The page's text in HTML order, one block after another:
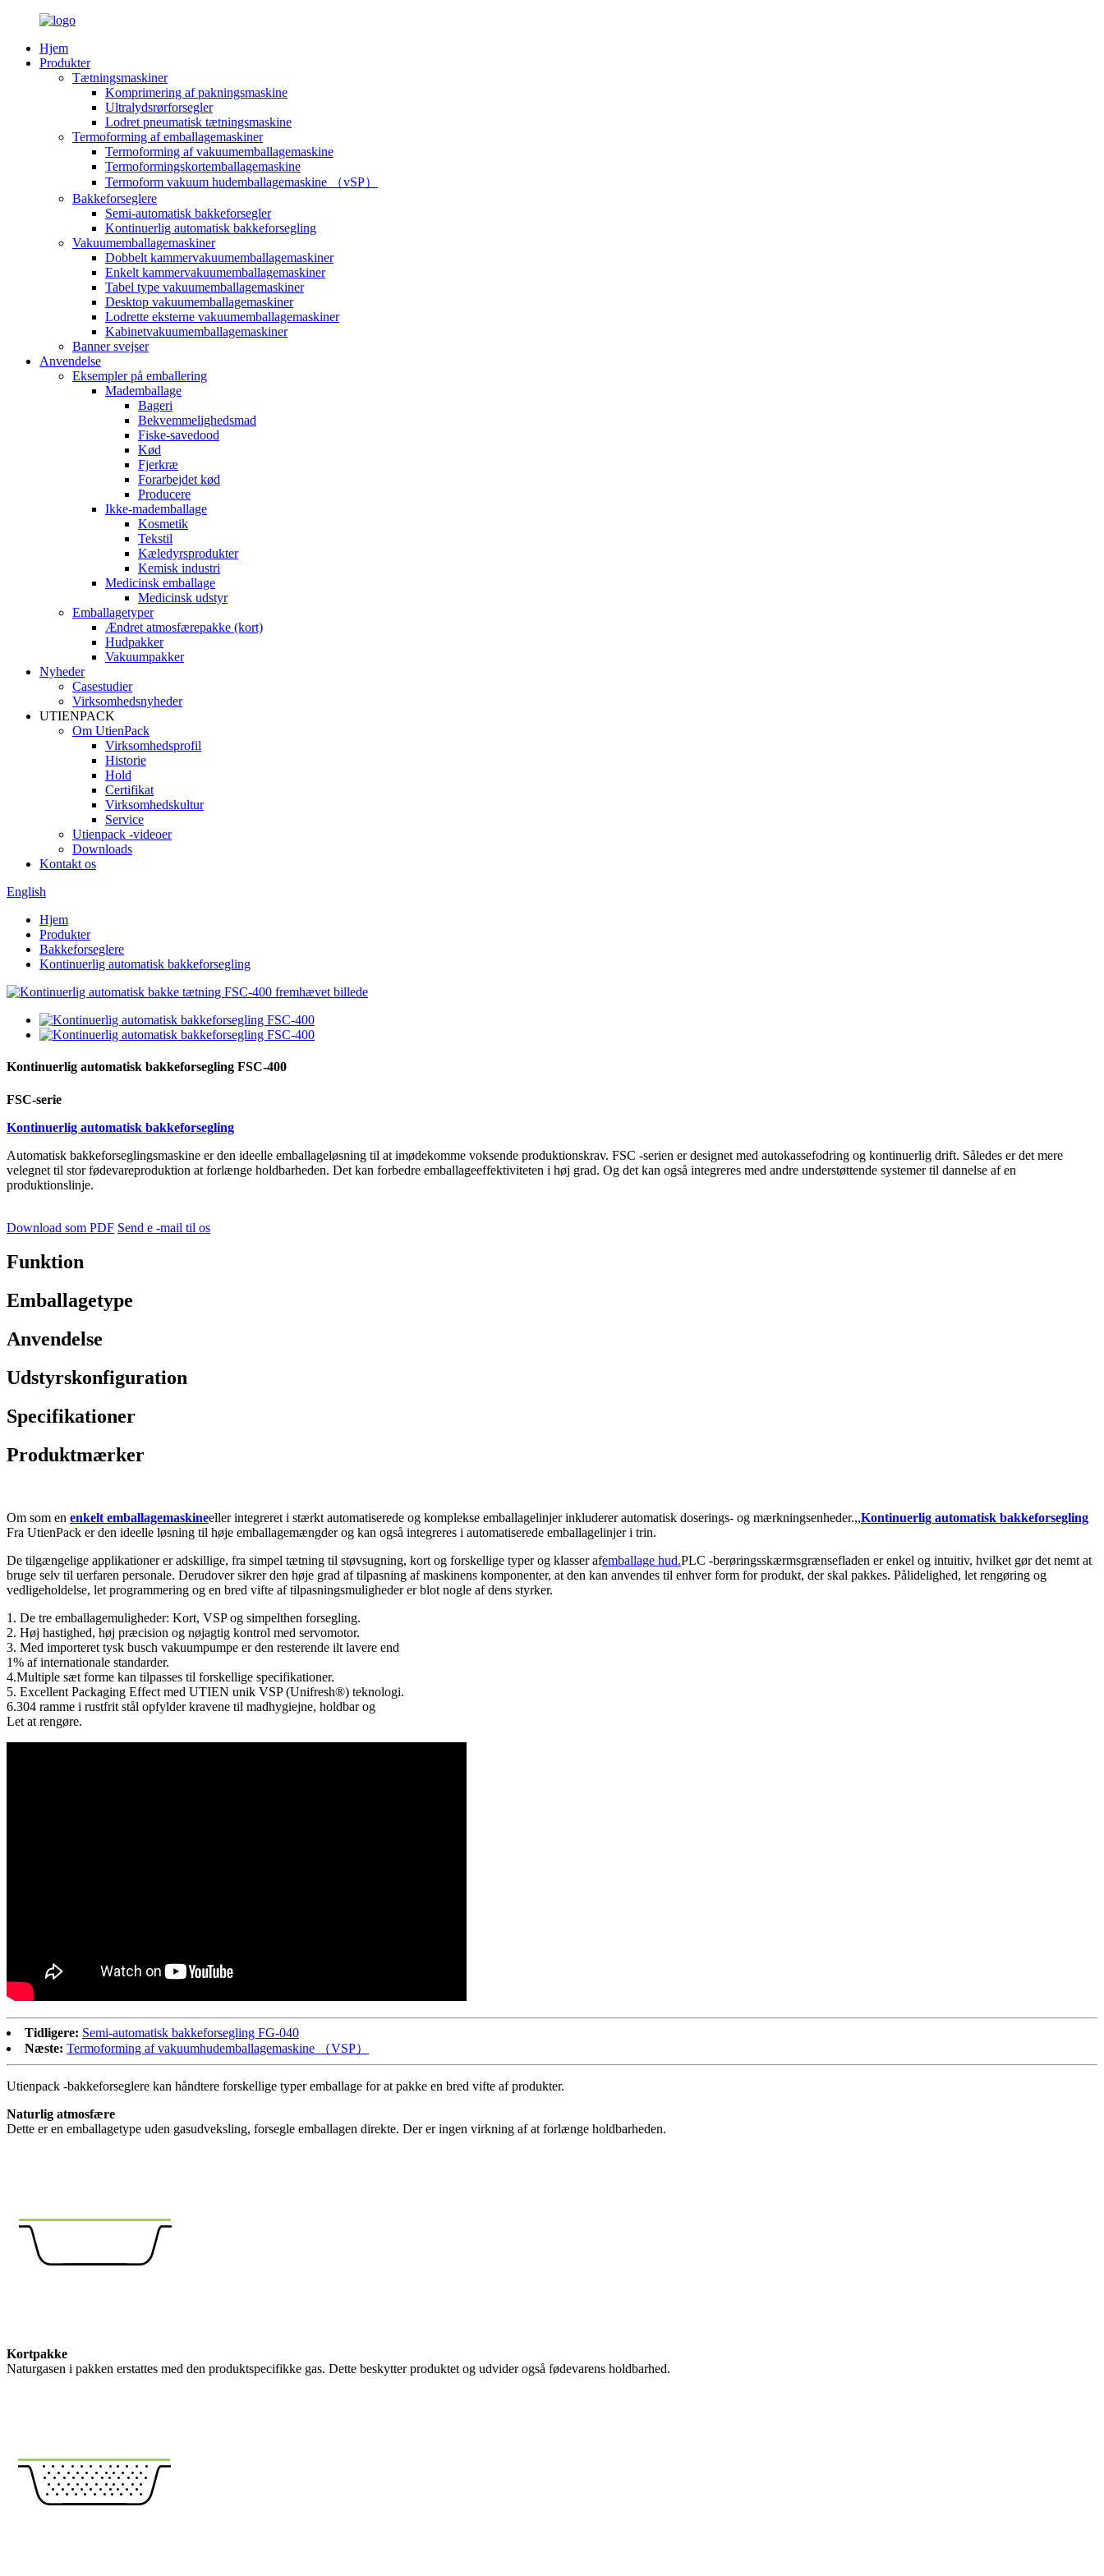
Hjem
Produkter
Tætningsmaskiner
Komprimering af pakningsmaskine
Ultralydsrørforsegler
Lodret pneumatisk tætningsmaskine
Termoforming af emballagemaskiner
Termoforming af vakuumemballagemaskine
Termoformingskortemballagemaskine
Termoform vakuum hudemballagemaskine （vSP）
Bakkeforseglere
Semi-automatisk bakkeforsegler
Kontinuerlig automatisk bakkeforsegling
Vakuumemballagemaskiner
Dobbelt kammervakuumemballagemaskiner
Enkelt kammervakuumemballagemaskiner
Tabel type vakuumemballagemaskiner
Desktop vakuumemballagemaskiner
Lodrette eksterne vakuumemballagemaskiner
Kabinetvakuumemballagemaskiner
Banner svejser
Anvendelse
Eksempler på emballering
Mademballage
Bageri
Bekvemmelighedsmad
Fiske-savedood
Kød
Fjerkræ
Forarbejdet kød
Producere
Ikke-mademballage
Kosmetik
Tekstil
Kæledyrsprodukter
Kemisk industri
Medicinsk emballage
Medicinsk udstyr
Emballagetyper
Ændret atmosfærepakke (kort)
Hudpakker
Vakuumpakker
Nyheder
Casestudier
Virksomhedsnyheder
UTIENPACK
Om UtienPack
Virksomhedsprofil
Historie
Hold
Certifikat
Virksomhedskultur
Service
Utienpack -videoer
Downloads
Kontakt os
English
Hjem
Produkter
Bakkeforseglere
Kontinuerlig automatisk bakkeforsegling
Kontinuerlig automatisk bakkeforsegling FSC-400
FSC-serie
Kontinuerlig automatisk bakkeforsegling
Automatisk bakkeforseglingsmaskine er den ideelle emballageløsning til at imødekomme voksende produktionskrav. FSC -serien er designet med autokassefodring og kontinuerlig drift. Således er det mere
velegnet til stor fødevareproduktion at forlænge holdbarheden. Det kan forbedre emballageeffektiviteten i høj grad. Og det kan også integreres med andre understøttende systemer til dannelse af en
produktionslinje.
Download som PDF Send e -mail til os
Funktion
Emballagetype
Anvendelse
Udstyrskonfiguration
Specifikationer
Produktmærker
Om som en enkelt emballagemaskineeller integreret i stærkt automatiserede og komplekse emballagelinjer inkluderer automatisk doserings- og mærkningsenheder.,,Kontinuerlig automatisk bakkeforsegling
Fra UtienPack er den ideelle løsning til høje emballagemængder og kan også integreres i automatiserede emballagelinjer i trin.
De tilgængelige applikationer er adskillige, fra simpel tætning til støvsugning, kort og forskellige typer og klasser afemballage hud.PLC -berøringsskærmsgrænsefladen er enkel og intuitiv, hvilket gør det nemt at
bruge selv til uerfaren personale. Derudover sikrer den høje grad af tilpasning af maskinens komponenter, at den kan anvendes til enhver form for produkt, der skal pakkes. Pålidelighed, let rengøring og
vedligeholdelse, let programmering og en bred vifte af tilpasningsmuligheder er blot nogle af dens styrker.
1. De tre emballagemuligheder: Kort, VSP og simpelthen forsegling.
2. Høj hastighed, høj præcision og nøjagtig kontrol med servomotor.
3. Med importeret tysk busch vakuumpumpe er den resterende ilt lavere end
1% af internationale standarder.
4.Multiple sæt forme kan tilpasses til forskellige specifikationer.
5. Excellent Packaging Effect med UTIEN unik VSP (Unifresh®) teknologi.
6.304 ramme i rustfrit stål opfylder kravene til madhygiejne, holdbar og
Let at rengøre.
Tidligere: Semi-automatisk bakkeforsegling FG-040
Næste: Termoforming af vakuumhudemballagemaskine （VSP）
Utienpack -bakkeforseglere kan håndtere forskellige typer emballage for at pakke en bred vifte af produkter.
Naturlig atmosfære
Dette er en emballagetype uden gasudveksling, forsegle emballagen direkte. Der er ingen virkning af at forlænge holdbarheden.
Kortpakke
Naturgasen i pakken erstattes med den produktspecifikke gas. Dette beskytter produktet og udvider også fødevarens holdbarhed.